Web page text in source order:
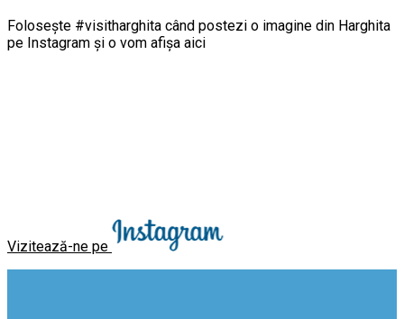
Folosește #visitharghita când postezi o imagine din Harghita
pe Instagram și o vom afișa aici
Vizitează-ne pe